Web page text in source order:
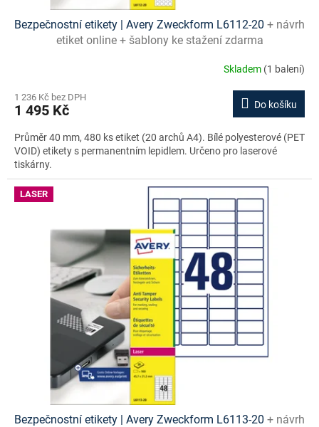
Bezpečnostní etikety | Avery Zweckform L6112-20 + návrh
etiket online + šablony ke stažení zdarma
Skladem (1 balení)
1 236 Kč bez DPH
1 495 Kč Do košíku
Průměr 40 mm, 480 ks etiket (20 archů A4). Bílé polyesterové (PET
VOID) etikety s permanentním lepidlem. Určeno pro laserové
tiskárny.
LASER
Bezpečnostní etikety | Avery Zweckform L6113-20 + návrh